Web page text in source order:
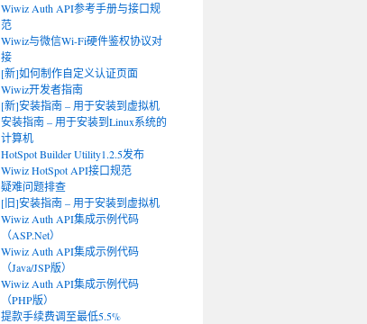
Wiwiz Auth API参考手册与接口规
范
Wiwiz与微信Wi-Fi硬件鉴权协议对
接
[新]如何制作自定义认证页面
Wiwiz开发者指南
[新]安装指南 – 用于安装到虚拟机
安装指南 – 用于安装到Linux系统的
计算机
HotSpot Builder Utility1.2.5发布
Wiwiz HotSpot API接口规范
疑难问题排查
[旧]安装指南 – 用于安装到虚拟机
Wiwiz Auth API集成示例代码
（ASP.Net）
Wiwiz Auth API集成示例代码
（Java/JSP版）
Wiwiz Auth API集成示例代码
（PHP版）
提款手续费调至最低5.5%